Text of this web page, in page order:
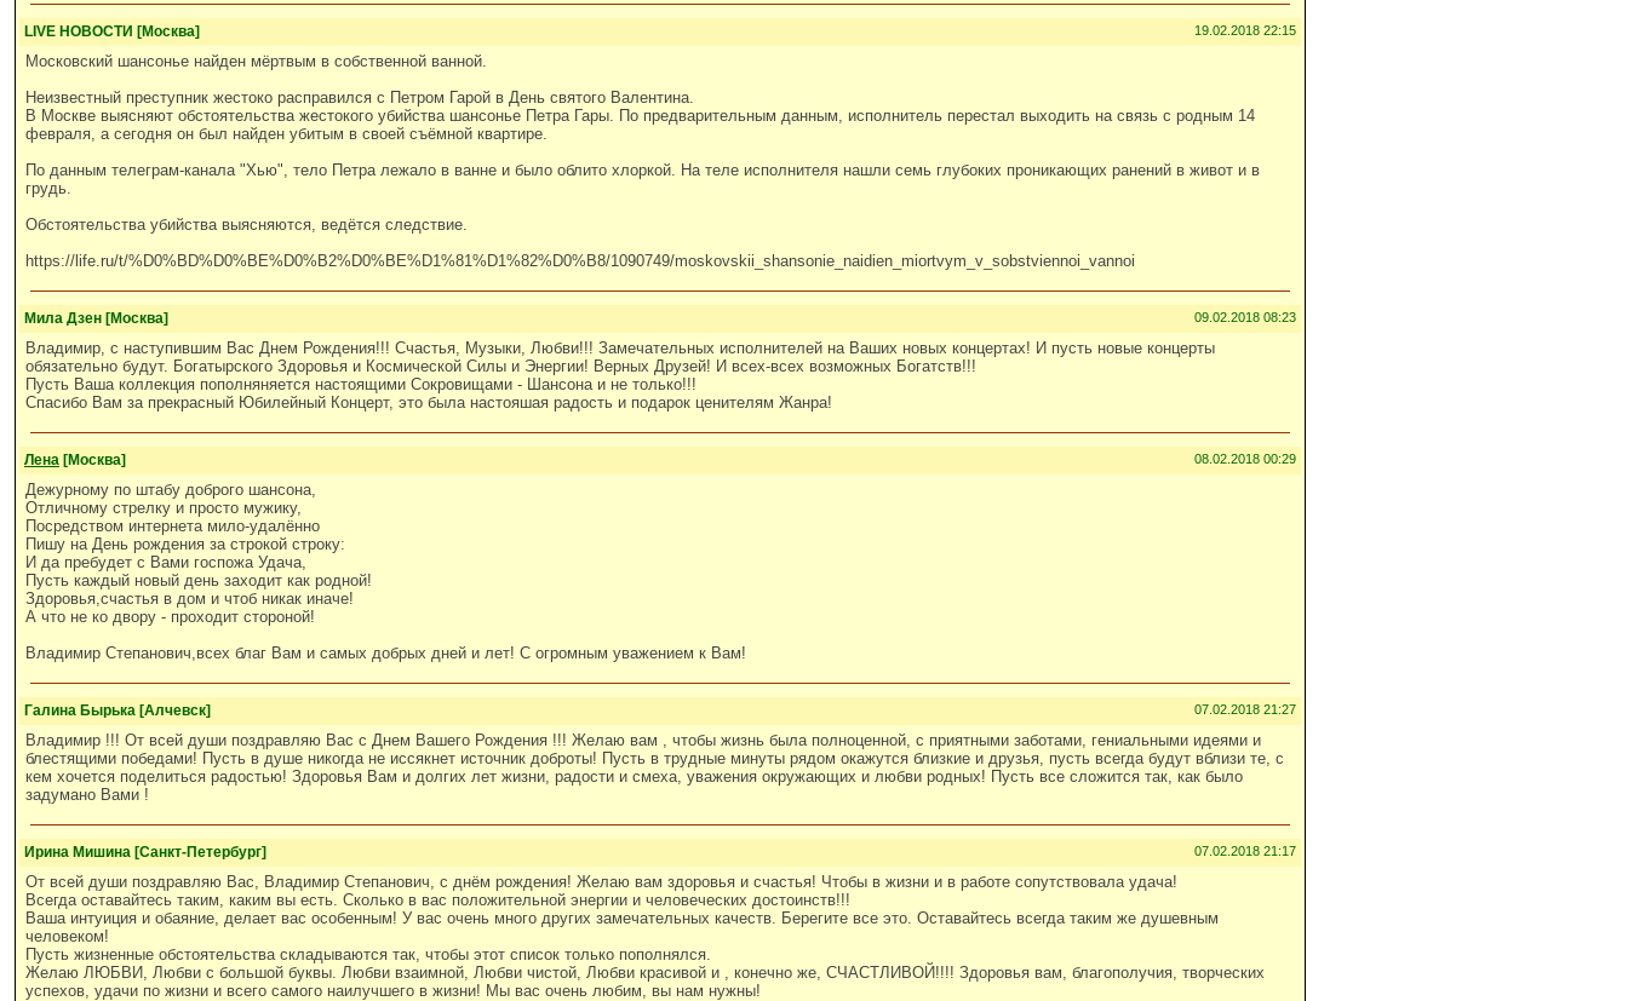
LIVE НОВОСТИ [Москва] 19.02.2018 22:15
Московский шансонье найден мёртвым в собственной ванной.
Неизвестный преступник жестоко расправился с Петром Гарой в День святого Валентина.
В Москве выясняют обстоятельства жестокого убийства шансонье Петра Гары. По предварительным данным, исполнитель перестал выходить на связь с родным 14
февраля, а сегодня он был найден убитым в своей съёмной квартире.
По данным телеграм-канала "Хью", тело Петра лежало в ванне и было облито хлоркой. На теле исполнителя нашли семь глубоких проникающих ранений в живот и в
грудь.
Обстоятельства убийства выясняются, ведётся следствие.
https://life.ru/t/%D0%BD%D0%BE%D0%B2%D0%BE%D1%81%D1%82%D0%B8/1090749/moskovskii_shansonie_naidien_miortvym_v_sobstviennoi_vannoi
Мила Дзен [Москва] 09.02.2018 08:23
Владимир, с наступившим Вас Днем Рождения!!! Счастья, Музыки, Любви!!! Замечательных исполнителей на Ваших новых концертах! И пусть новые концерты
обязательно будут. Богатырского Здоровья и Космической Силы и Энергии! Верных Друзей! И всех-всех возможных Богатств!!!
Пусть Ваша коллекция пополняняется настоящими Сокровищами - Шансона и не только!!!
Спасибо Вам за прекрасный Юбилейный Концерт, это была настояшая радость и подарок ценителям Жанра!
Лена [Москва] 08.02.2018 00:29
Дежурному по штабу доброго шансона,
Отличному стрелку и просто мужику,
Посредством интернета мило-удалённо
Пишу на День рождения за строкой строку:
И да пребудет с Вами госпожа Удача,
Пусть каждый новый день заходит как родной!
Здоровья,счастья в дом и чтоб никак иначе!
А что не ко двору - проходит стороной!
Владимир Степанович,всех благ Вам и самых добрых дней и лет! С огромным уважением к Вам!
Галина Бырька [Алчевск] 07.02.2018 21:27
Владимир !!! От всей души поздравляю Вас с Днем Вашего Рождения !!! Желаю вам , чтобы жизнь была полноценной, с приятными заботами, гениальными идеями и
блестящими победами! Пусть в душе никогда не иссякнет источник доброты! Пусть в трудные минуты рядом окажутся близкие и друзья, пусть всегда будут вблизи те, с
кем хочется поделиться радостью! Здоровья Вам и долгих лет жизни, радости и смеха, уважения окружающих и любви родных! Пусть все сложится так, как было
задумано Вами !
Ирина Мишина [Санкт-Петербург] 07.02.2018 21:17
От всей души поздравляю Вас, Владимир Степанович, с днём рождения! Желаю вам здоровья и счастья! Чтобы в жизни и в работе сопутствовала удача!
Всегда оставайтесь таким, каким вы есть. Сколько в вас положительной энергии и человеческих достоинств!!!
Ваша интуиция и обаяние, делает вас особенным! У вас очень много других замечательных качеств. Берегите все это. Оставайтесь всегда таким же душевным
человеком!
Пусть жизненные обстоятельства складываются так, чтобы этот список только пополнялся.
Желаю ЛЮБВИ, Любви с большой буквы. Любви взаимной, Любви чистой, Любви красивой и , конечно же, СЧАСТЛИВОЙ!!!! Здоровья вам, благополучия, творческих
успехов, удачи по жизни и всего самого наилучшего в жизни! Мы вас очень любим, вы нам нужны!